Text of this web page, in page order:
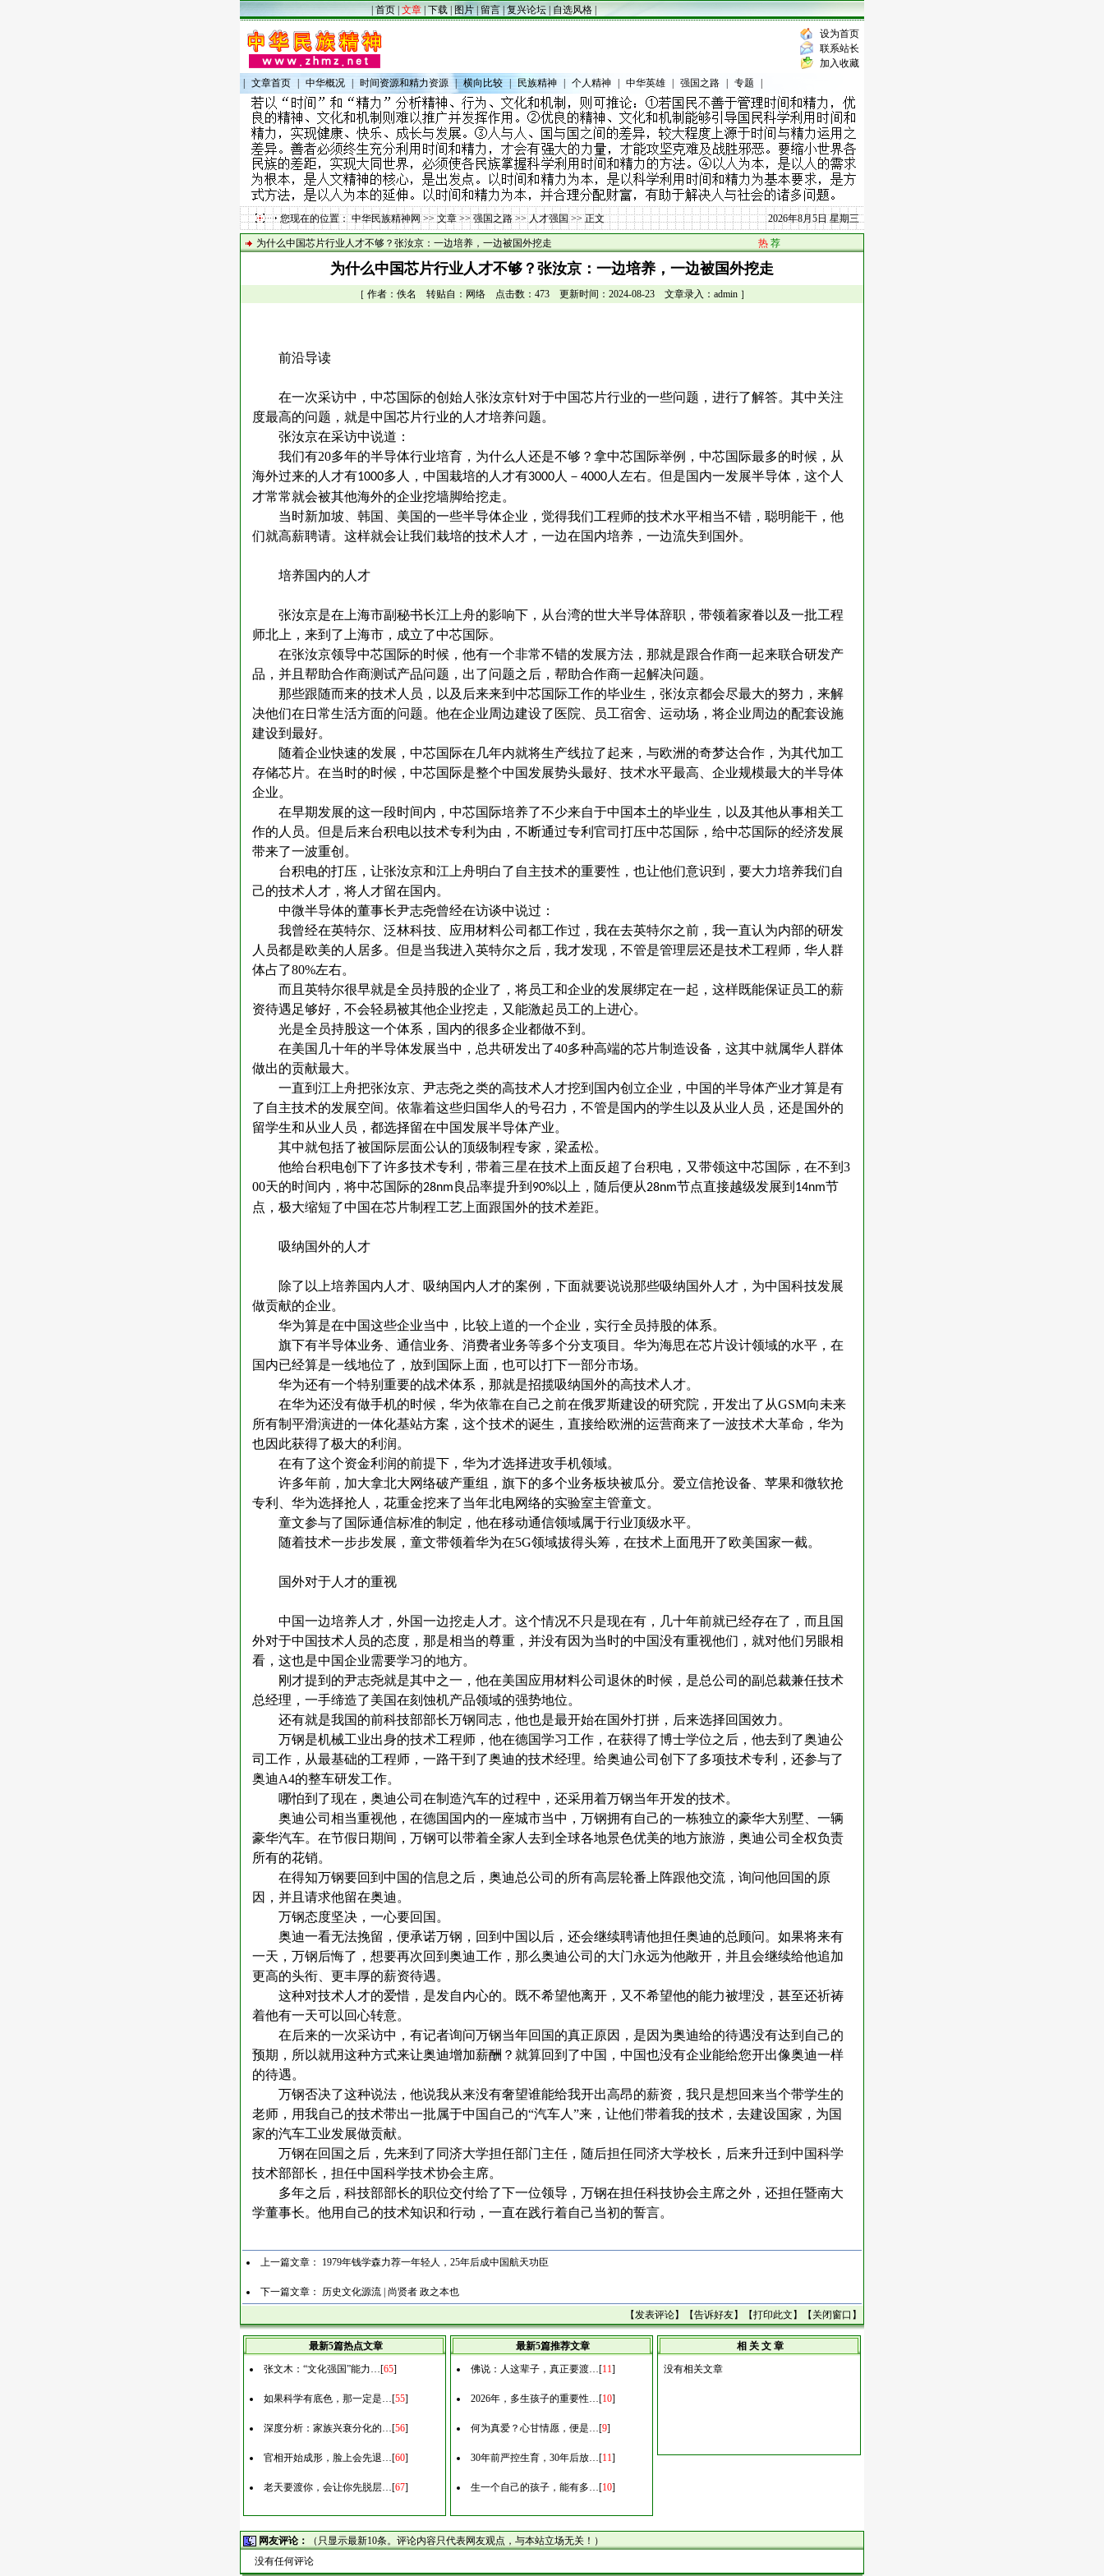
|首页|文章|下载| 图片|留言|复兴论坛 |自选风格
设为首页
联系站长
加入收藏
文章首页 中华概况 时间资源和精力资源 | 横向比较 民族精神 个人精神 中华英雄 强国之路 专题
您现在的位置：中华民族精神网>>文章>>强国之路>>人才强国>> 正文 2026年8月5日 星期三
为什么中国芯片行业人才不够？张汝京：一边培养，一边被国外挖走 热 荐
为什么中国芯片行业人才不够？张汝京：一边培养，一边被国外挖走
［ 作者：佚名 转贴自：网络 点击数：473 更新时间：2024-08-23 文章录入：admin ］
前沿导读
在一次采访中，中芯国际的创始人张汝京针对于中国芯片行业的一些问题，进行了解答。其中关注
度最高的问题，就是中国芯片行业的人才培养问题。
张汝京在采访中说道：
我们有20多年的半导体行业培育，为什么人还是不够？拿中芯国际举例，中芯国际最多的时候，从
海外过来的人才有1000多人，中国栽培的人才有3000人－ 4000人左右。但是国内一发展半导体，这个人
才常常就会被其他海外的企业挖墙脚给挖走。
当时新加坡、韩国、美国的一些半导体企业，觉得我们工程师的技术水平相当不错，聪明能干，他
们就高薪聘请。这样就会让我们栽培的技术人才，一边在国内培养，一边流失到国外。
培养国内的人才
张汝京是在上海市副秘书长江上舟的影响下，从台湾的世大半导体辞职，带领着家眷以及一批工程
师北上，来到了上海市，成立了中芯国际。
在张汝京领导中芯国际的时候，他有一个非常不错的发展方法，那就是跟合作商一起来联合研发产
品，并且帮助合作商测试产品问题，出了问题之后，帮助合作商一起解决问题。
那些跟随而来的技术人员，以及后来来到中芯国际工作的毕业生，张汝京都会尽最大的努力，来解
决他们在日常生活方面的问题。他在企业周边建设了医院、员工宿舍、运动场，将企业周边的配套设施
建设到最好。
随着企业快速的发展，中芯国际在几年内就将生产线拉了起来，与欧洲的奇梦达合作，为其代加工
存储芯片。在当时的时候，中芯国际是整个中国发展势头最好、技术水平最高、企业规模最大的半导体
企业。
在早期发展的这一段时间内，中芯国际培养了不少来自于中国本土的毕业生，以及其他从事相关工
作的人员。但是后来台积电以技术专利为由，不断通过专利官司打压中芯国际，给中芯国际的经济发展
带来了一波重创。
台积电的打压，让张汝京和江上舟明白了自主技术的重要性，也让他们意识到，要大力培养我们自
己的技术人才，将人才留在国内。
中微半导体的董事长尹志尧曾经在访谈中说过：
我曾经在英特尔、泛林科技、应用材料公司都工作过，我在去英特尔之前，我一直认为内部的研发
人员都是欧美的人居多。但是当我进入英特尔之后，我才发现，不管是管理层还是技术工程师，华人群
体占了80%左右。
而且英特尔很早就是全员持股的企业了，将员工和企业的发展绑定在一起，这样既能保证员工的薪
资待遇足够好，不会轻易被其他企业挖走，又能激起员工的上进心。
光是全员持股这一个体系，国内的很多企业都做不到。
在美国几十年的半导体发展当中，总共研发出了40多种高端的芯片制造设备，这其中就属华人群体
做出的贡献最大。
一直到江上舟把张汝京、尹志尧之类的高技术人才挖到国内创立企业，中国的半导体产业才算是有
了自主技术的发展空间。依靠着这些归国华人的号召力，不管是国内的学生以及从业人员，还是国外的
留学生和从业人员，都选择留在中国发展半导体产业。
其中就包括了被国际层面公认的顶级制程专家，梁孟松。
他给台积电创下了许多技术专利，带着三星在技术上面反超了台积电，又带领这中芯国际，在不到 3
00天的时间内，将中芯国际的28nm良品率提升到 90%以上，随后便从28nm节点直接越级发展到 14nm节
点，极大缩短了中国在芯片制程工艺上面跟国外的技术差距。
吸纳国外的人才
除了以上培养国内人才、吸纳国内人才的案例，下面就要说说那些吸纳国外人才，为中国科技发展
做贡献的企业。
华为算是在中国这些企业当中，比较上道的一个企业，实行全员持股的体系。
旗下有半导体业务、通信业务、消费者业务等多个分支项目。华为海思在芯片设计领域的水平，在
国内已经算是一线地位了，放到国际上面，也可以打下一部分市场。
华为还有一个特别重要的战术体系，那就是招揽吸纳国外的高技术人才。
在华为还没有做手机的时候，华为依靠在自己之前在俄罗斯建设的研究院，开发出了从GSM向未来
所有制平滑演进的一体化基站方案，这个技术的诞生，直接给欧洲的运营商来了一波技术大革命，华为
也因此获得了极大的利润。
在有了这个资金利润的前提下，华为才选择进攻手机领域。
许多年前，加大拿北大网络破产重组，旗下的多个业务板块被瓜分。爱立信抢设备、苹果和微软抢
专利、华为选择抢人，花重金挖来了当年北电网络的实验室主管童文。
童文参与了国际通信标准的制定，他在移动通信领域属于行业顶级水平。
随着技术一步步发展，童文带领着华为在5G领域拔得头筹，在技术上面甩开了欧美国家一截。
国外对于人才的重视
中国一边培养人才，外国一边挖走人才。这个情况不只是现在有，几十年前就已经存在了，而且国
外对于中国技术人员的态度，那是相当的尊重，并没有因为当时的中国没有重视他们，就对他们另眼相
看，这也是中国企业需要学习的地方。
刚才提到的尹志尧就是其中之一，他在美国应用材料公司退休的时候，是总公司的副总裁兼任技术
总经理，一手缔造了美国在刻蚀机产品领域的强势地位。
还有就是我国的前科技部部长万钢同志，他也是最开始在国外打拼，后来选择回国效力。
万钢是机械工业出身的技术工程师，他在德国学习工作，在获得了博士学位之后，他去到了奥迪公
司工作，从最基础的工程师，一路干到了奥迪的技术经理。给奥迪公司创下了多项技术专利，还参与了
奥迪A4的整车研发工作。
哪怕到了现在，奥迪公司在制造汽车的过程中，还采用着万钢当年开发的技术。
奥迪公司相当重视他，在德国国内的一座城市当中，万钢拥有自己的一栋独立的豪华大别墅、一辆
豪华汽车。在节假日期间，万钢可以带着全家人去到全球各地景色优美的地方旅游，奥迪公司全权负责
所有的花销。
在得知万钢要回到中国的信息之后，奥迪总公司的所有高层轮番上阵跟他交流，询问他回国的原
因，并且请求他留在奥迪。
万钢态度坚决，一心要回国。
奥迪一看无法挽留，便承诺万钢，回到中国以后，还会继续聘请他担任奥迪的总顾问。如果将来有
一天，万钢后悔了，想要再次回到奥迪工作，那么奥迪公司的大门永远为他敞开，并且会继续给他追加
更高的头衔、更丰厚的薪资待遇。
这种对技术人才的爱惜，是发自内心的。既不希望他离开，又不希望他的能力被埋没，甚至还祈祷
着他有一天可以回心转意。
在后来的一次采访中，有记者询问万钢当年回国的真正原因，是因为奥迪给的待遇没有达到自己的
预期，所以就用这种方式来让奥迪增加薪酬？就算回到了中国，中国也没有企业能给您开出像奥迪一样
的待遇。
万钢否决了这种说法，他说我从来没有奢望谁能给我开出高昂的薪资，我只是想回来当个带学生的
老师，用我自己的技术带出一批属于中国自己的“汽车人”来，让他们带着我的技术，去建设国家，为国
家的汽车工业发展做贡献。
万钢在回国之后，先来到了同济大学担任部门主任，随后担任同济大学校长，后来升迁到中国科学
技术部部长，担任中国科学技术协会主席。
多年之后，科技部部长的职位交付给了下一位领导，万钢在担任科技协会主席之外，还担任暨南大
学董事长。他用自己的技术知识和行动，一直在践行着自己当初的誓言。
上一篇文章： 1979年钱学森力荐一年轻人，25年后成中国航天功臣
下一篇文章： 历史文化源流 | 尚贤者 政之本也
【发表评论】【告诉好友】【打印此文 】【 关闭窗口 】
最新5篇热点文章
张文木：“文化强国”能力…[65]
如果科学有底色，那一定是…[55]
深度分析：家族兴衰分化的…[56]
官相开始成形，脸上会先退…[60]
老天要渡你，会让你先脱层…[67]
最新5篇推荐文章
佛说：人这辈子，真正要渡…[11]
2026年，多生孩子的重要性…[10]
何为真爱？心甘情愿，便是…[9]
30年前严控生育，30年后放…[11]
生一个自己的孩子，能有多…[10]
相 关 文 章
没有相关文章
网友评论：
（只显示最新10条。评论内容只代表网友观点，与本站立场无关！）
没有任何评论